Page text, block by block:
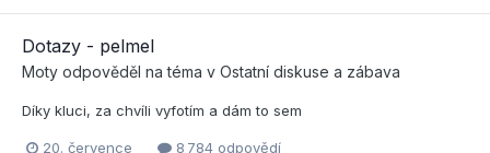
Dotazy - pelmel
Moty odpověděl na téma v Ostatní diskuse a zábava
Díky kluci, za chvíli vyfotím a dám to sem
20. července 8 784 odpovědí